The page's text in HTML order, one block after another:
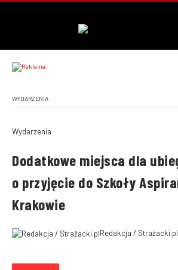
WYDARZENIA
Wydarzenia
Dodatkowe miejsca dla
o przyjęcie do Szkoły
Krakowie
Redakcja / Strażacki.pl